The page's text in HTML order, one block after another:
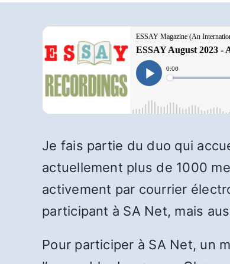
Je fais partie du duo qui
actuellement plus de 1000
activement par courrier
participant à SA Net, mais
Pour participer à SA Net, un